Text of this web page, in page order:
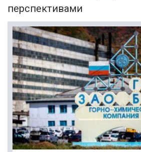
перспективами